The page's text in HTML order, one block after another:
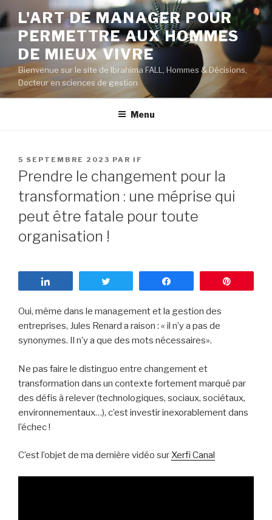
au
contenu
principal
L'ART DE MANAGER POUR
PERMETTRE AUX HOMMES
DE MIEUX VIVRE
Bienvenue sur le site de Ibrahima FALL, Hommes & Décisions,
Docteur en sciences de gestion
Menu
PUBLIÉ
LE
5 SEPTEMBRE 2023 PAR IF
Prendre le changement pour la
transformation : une méprise qui
peut être fatale pour toute
organisation !
Oui, même dans le management et la gestion des
entreprises, Jules Renard a raison : « il n’y a pas de
synonymes. Il n’y a que des mots nécessaires».
Ne pas faire le distinguo entre changement et
transformation dans un contexte fortement marqué par
des défis à relever (technologiques, sociaux, sociétaux,
environnementaux…), c’est investir inexorablement dans
l’échec !
C’est l’objet de ma dernière vidéo sur Xerfi Canal